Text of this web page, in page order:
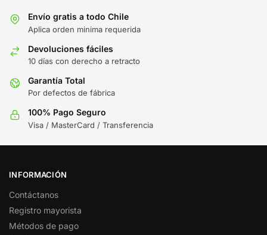
Envío gratis a todo Chile
Aplica orden minima requerida
Devoluciones fáciles
10 días con derecho a retracto
Garantía Total
Por defectos de fábrica
100% Pago Seguro
Visa / MasterCard / Transferencia
INFORMACIÓN
Contáctanos
Registro mayorista
Métodos de pago